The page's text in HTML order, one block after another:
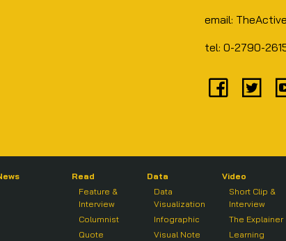
email:
tel: 0-2790-
Read
Feature &
Interview
Columnist
Quote
Data
Data
Visualization
Infographic
Visual Note
Video
Short Clip &
Interview
The Explainer
Learning